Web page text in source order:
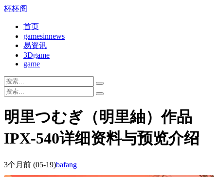
杯杯阁
首页
gamesinnews
易资讯
3Dgame
game
明里つむぎ（明里紬）作品
IPX-540详细资料与预览介绍
3个月前 (05-19)bafang